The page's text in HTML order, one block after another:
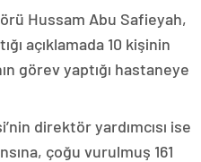
Hussam Abu Safieyah,
açıklamada 10 kişinin
görev yaptığı hastaneye
direktör yardımcısı ise
çoğu vurulmuş 161